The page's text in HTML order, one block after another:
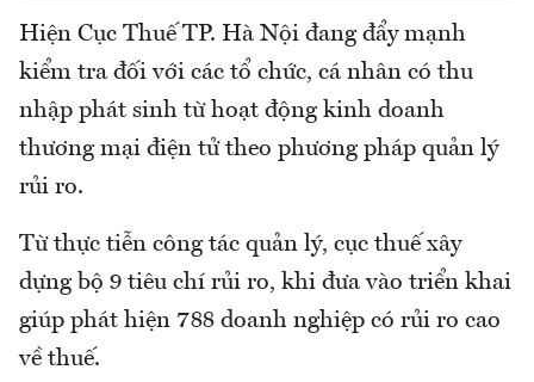
Hiện Cục Thuế TP. Hà Nội đang đẩy mạnh
kiểm tra đối với các tổ chức, cá nhân có thu
nhập phát sinh từ hoạt động kinh doanh
thương mại điện tử theo phương pháp quản lý
rủi ro.
Từ thực tiễn công tác quản lý, cục thuế xây
dựng bộ 9 tiêu chí rủi ro, khi đưa vào triển khai
giúp phát hiện 788 doanh nghiệp có rủi ro cao
về thuế.